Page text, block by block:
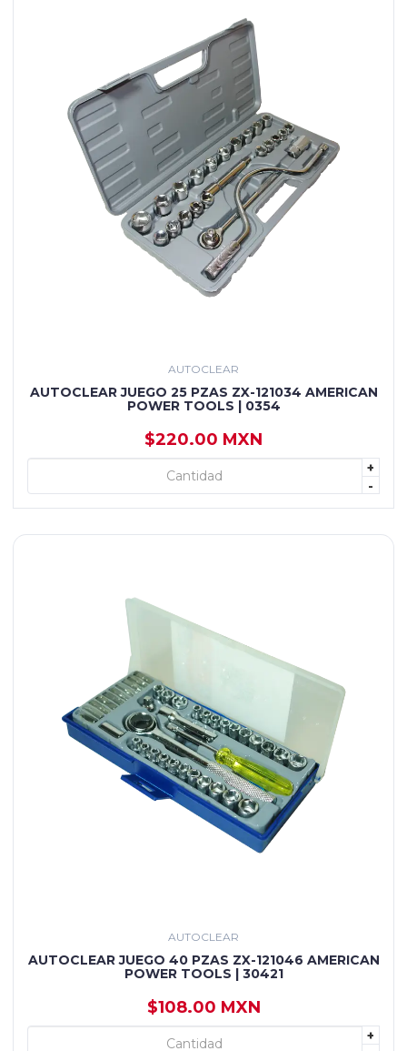
AUTOCLEAR
AUTOCLEAR JUEGO 25 PZAS ZX-121034 AMERICAN
POWER TOOLS | 0354
$220.00 MXN
+
-
+ AGREGAR
AUTOCLEAR
AUTOCLEAR JUEGO 40 PZAS ZX-121046 AMERICAN
POWER TOOLS | 30421
$108.00 MXN
+
+ AGREGAR